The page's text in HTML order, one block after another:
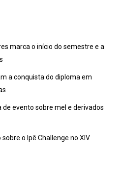
marca o início do semestre e a
a conquista do diploma em
de evento sobre mel e derivados
o Ipê Challenge no XIV